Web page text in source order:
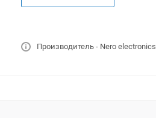
Производитель - Nero electronics